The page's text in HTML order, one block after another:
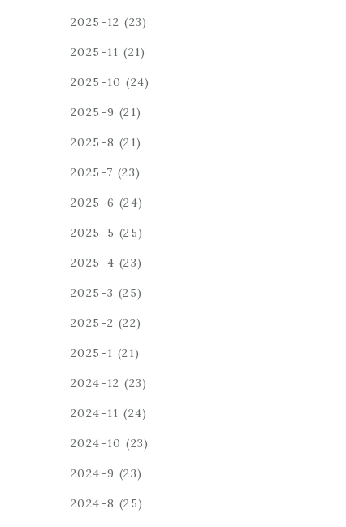
2025-12 (23)
2025-11 (21)
2025-10 (24)
2025-9 (21)
2025-8 (21)
2025-7 (23)
2025-6 (24)
2025-5 (25)
2025-4 (23)
2025-3 (25)
2025-2 (22)
2025-1 (21)
2024-12 (23)
2024-11 (24)
2024-10 (23)
2024-9 (23)
2024-8 (25)